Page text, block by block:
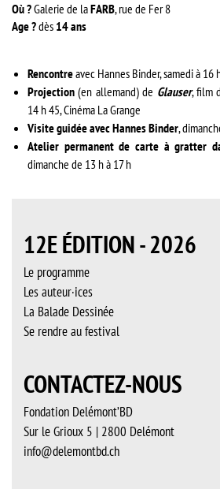
Où ?Galerie de laFARB, rue de Fer 8
Age ?dès 14 ans
Rencontreavec Hannes Binder, samedi à 16
Projection (en allemand) de Glauser, film
14 h 45, Cinéma La Grange
Visite guidée avec Hannes Binder,
Atelier permanent de carte à gratter
dimanche de 13 h à 17 h
12E ÉDITION - 2026
Le programme
Les auteur·ices
La Balade Dessinée
Se rendre au festival
CONTACTEZ-NOUS
Fondation Delémont’BD
Sur le Grioux 5 | 2800 Delémont
info@delemontbd.ch